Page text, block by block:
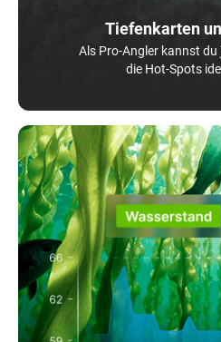
Tiefenkarten
Als Pro-Angler kannst
die Hot-Spots